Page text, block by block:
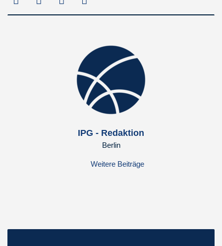
IPG - Redaktion
Berlin
Weitere Beiträge